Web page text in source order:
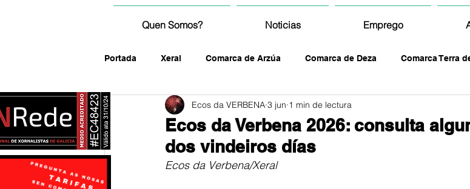
Quen Somos? Noticias Emprego
Portada Xeral Comarca de Arzúa Comarca de Deza Comarca Terra
fotografía
Ecos da Verbena 2026: consulta
dos vindeiros días
Ecos da VERBENA 3 jun 1 min de lectura
Ecos da Verbena/Xeral